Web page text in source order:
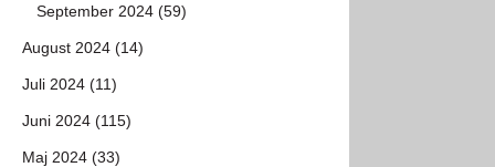
September 2024 (59)
August 2024 (14)
Juli 2024 (11)
Juni 2024 (115)
Maj 2024 (33)